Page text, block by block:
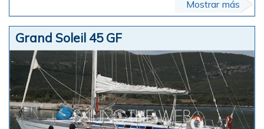
Mostrar más
Grand Soleil 45 GF